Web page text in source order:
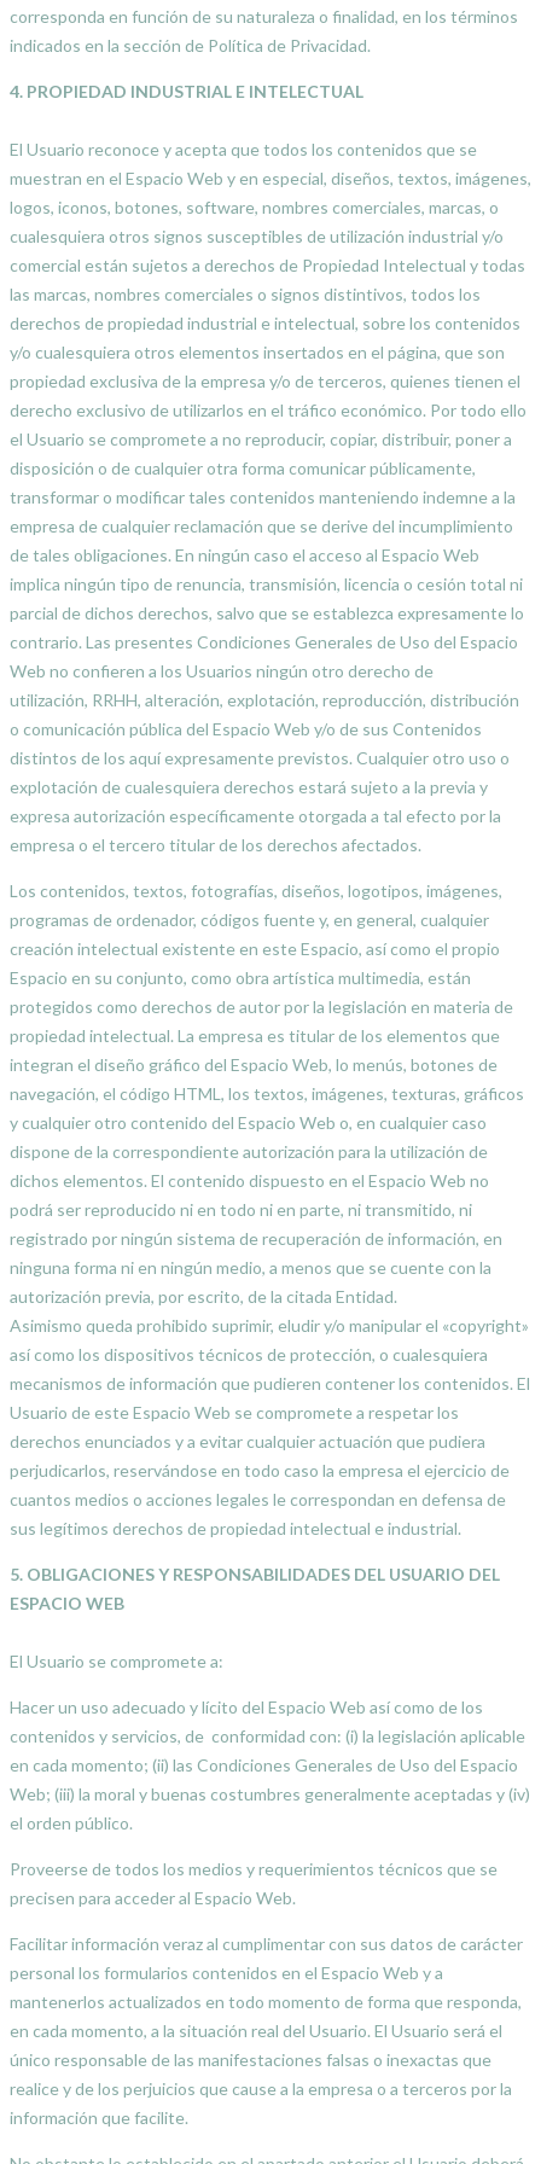
corresponda en función de su naturaleza o finalidad, en los términos
indicados en la sección de Política de Privacidad.
4. PROPIEDAD INDUSTRIAL E INTELECTUAL
El Usuario reconoce y acepta que todos los contenidos que se
muestran en el Espacio Web y en especial, diseños, textos, imágenes,
logos, iconos, botones, software, nombres comerciales, marcas, o
cualesquiera otros signos susceptibles de utilización industrial y/o
comercial están sujetos a derechos de Propiedad Intelectual y todas
las marcas, nombres comerciales o signos distintivos, todos los
derechos de propiedad industrial e intelectual, sobre los contenidos
y/o cualesquiera otros elementos insertados en el página, que son
propiedad exclusiva de la empresa y/o de terceros, quienes tienen el
derecho exclusivo de utilizarlos en el tráfico económico. Por todo ello
el Usuario se compromete a no reproducir, copiar, distribuir, poner a
disposición o de cualquier otra forma comunicar públicamente,
transformar o modificar tales contenidos manteniendo indemne a la
empresa de cualquier reclamación que se derive del incumplimiento
de tales obligaciones. En ningún caso el acceso al Espacio Web
implica ningún tipo de renuncia, transmisión, licencia o cesión total ni
parcial de dichos derechos, salvo que se establezca expresamente lo
contrario. Las presentes Condiciones Generales de Uso del Espacio
Web no confieren a los Usuarios ningún otro derecho de
utilización, RRHH, alteración, explotación, reproducción, distribución
o comunicación pública del Espacio Web y/o de sus Contenidos
distintos de los aquí expresamente previstos. Cualquier otro uso o
explotación de cualesquiera derechos estará sujeto a la previa y
expresa autorización específicamente otorgada a tal efecto por la
empresa o el tercero titular de los derechos afectados.
Los contenidos, textos, fotografías, diseños, logotipos, imágenes,
programas de ordenador, códigos fuente y, en general, cualquier
creación intelectual existente en este Espacio, así como el propio
Espacio en su conjunto, como obra artística multimedia, están
protegidos como derechos de autor por la legislación en materia de
propiedad intelectual. La empresa es titular de los elementos que
integran el diseño gráfico del Espacio Web, lo menús, botones de
navegación, el código HTML, los textos, imágenes, texturas, gráficos
y cualquier otro contenido del Espacio Web o, en cualquier caso
dispone de la correspondiente autorización para la utilización de
dichos elementos. El contenido dispuesto en el Espacio Web no
podrá ser reproducido ni en todo ni en parte, ni transmitido, ni
registrado por ningún sistema de recuperación de información, en
ninguna forma ni en ningún medio, a menos que se cuente con la
autorización previa, por escrito, de la citada Entidad.
Asimismo queda prohibido suprimir, eludir y/o manipular el «copyright»
así como los dispositivos técnicos de protección, o cualesquiera
mecanismos de información que pudieren contener los contenidos. El
Usuario de este Espacio Web se compromete a respetar los
derechos enunciados y a evitar cualquier actuación que pudiera
perjudicarlos, reservándose en todo caso la empresa el ejercicio de
cuantos medios o acciones legales le correspondan en defensa de
sus legítimos derechos de propiedad intelectual e industrial.
5. OBLIGACIONES Y RESPONSABILIDADES DEL USUARIO DEL
ESPACIO WEB
El Usuario se compromete a:
Hacer un uso adecuado y lícito del Espacio Web así como de los
contenidos y servicios, de conformidad con: (i) la legislación aplicable
en cada momento; (ii) las Condiciones Generales de Uso del Espacio
Web; (iii) la moral y buenas costumbres generalmente aceptadas y (iv)
el orden público.
Proveerse de todos los medios y requerimientos técnicos que se
precisen para acceder al Espacio Web.
Facilitar información veraz al cumplimentar con sus datos de carácter
personal los formularios contenidos en el Espacio Web y a
mantenerlos actualizados en todo momento de forma que responda,
en cada momento, a la situación real del Usuario. El Usuario será el
único responsable de las manifestaciones falsas o inexactas que
realice y de los perjuicios que cause a la empresa o a terceros por la
información que facilite.